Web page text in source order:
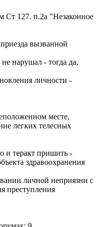
Ст 127. п.2а "Незаконное
вызванной
нарушал - тогда да,
личности -
месте,
легких телесных
и теракт пришить -
здравоохранения
личной неприязни с
преступления